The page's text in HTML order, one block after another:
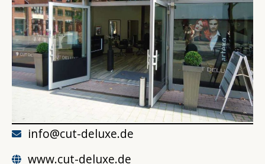
info@cut-deluxe.de
www.cut-deluxe.de